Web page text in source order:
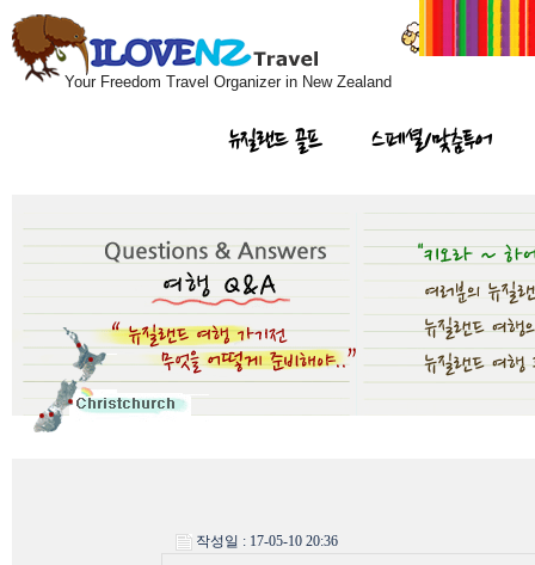
Your Freedom Travel Organizer in New Zealand
뉴질랜드 골프 스페셜/맞춤투어
작성일 : 17-05-10 20:36